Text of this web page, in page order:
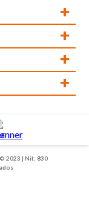
+
+
+
+
2023 | Nit: 830